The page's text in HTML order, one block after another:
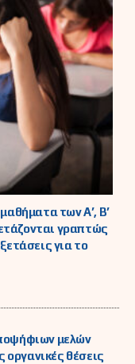
των Α’, Β’
γραπτώς
για το
μελών
οργανικές θέσεις